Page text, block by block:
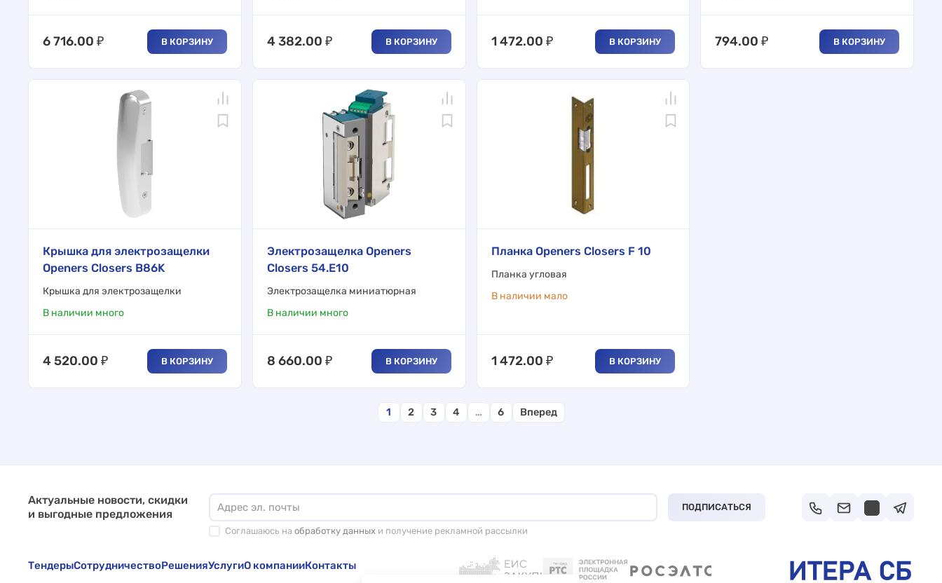
6 716.00 ₽ В КОРЗИНУ 4 382.00 ₽ В КОРЗИНУ 1 472.00 ₽ В КОРЗИНУ 794.00 ₽ В КОРЗИНУ
Крышка для электрозащелки
Openers Closers B86K
Крышка для электрозащелки
В наличии много
4 520.00 ₽ В КОРЗИНУ
Электрозащелка Openers
Closers 54.E10
Электрозащелка миниатюрная
В наличии много
8 660.00 ₽ В КОРЗИНУ
Планка Openers Closers F 10
Планка угловая
В наличии мало
1 472.00 ₽ В КОРЗИНУ
1 2 3 4 … 6 Вперед
Актуальные новости, скидки
и выгодные предложения
ПОДПИСАТЬСЯ
Соглашаюсь на обработку данных и получение рекламной рассылки
ТендерыСотрудничествоРешенияУслугиО компанииКонтакты